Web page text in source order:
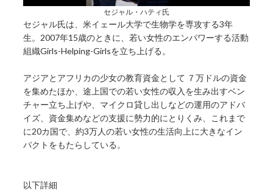
セジャル・ハティ氏
セジャル氏は、米イェール大学で生物学を専攻する3年
生。2007年15歳のときに、若い女性のエンパワーする活動
組織Girls-Helping-Girlsを立ち上げる。
アジアとアフリカの少女の教育資金として ７万ドルの資金
を集めたほか、途上国での若い女性の収入を生み出すベン
チャー立ち上げや、マイクロ貸し出しなどの運用のアドバ
イズ、資金集めなどの支援に勢力的にとりくみ、これまで
に20カ国で、約3万人の若い女性の生活向上に大きなイン
パクトをもたらしている。
以下詳細